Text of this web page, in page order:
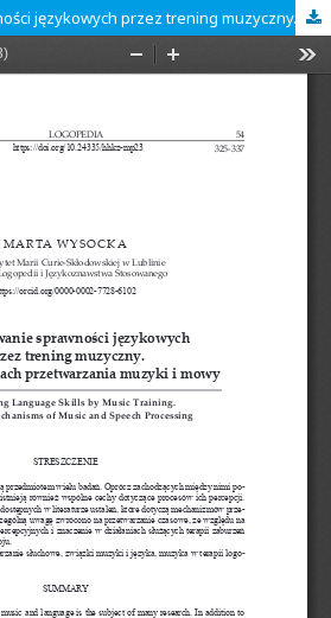
Kształtowanie sprawności językowych przez trening muzyczny. O mechanizmach przetwarzania muzyki i mowy